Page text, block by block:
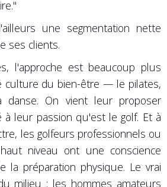
une segmentation nette
ses clients.
l'approche est beaucoup plus
culture du bien-être — le pilates,
danse. On vient leur proposer
à leur passion qu'est le golf. Et à
les golfeurs professionnels ou
niveau ont une conscience
la préparation physique. Le vrai
milieu : les hommes amateurs